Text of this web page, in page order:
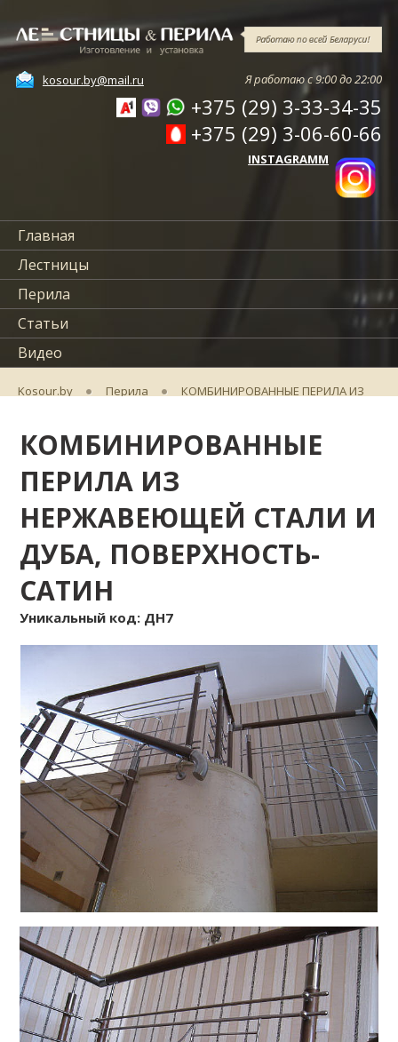
kosour.by@mail.ru Я работаю с 9:00 до 22:00
+375 (29) 3-33-34-35
+375 (29) 3-06-60-66
INSTAGRAMM
Главная
Лестницы
Перила
Статьи
Видео
Kosour.by Перила
Перила деревянные комбинированные
КОМБИНИРОВАННЫЕ ПЕРИЛА ИЗ
НЕРЖАВЕЮЩЕЙ
ПОВЕРХНОСТЬ-САТИН
Деревянные
лестницы
Смотреть каталог
Бетонные
Смотреть каталог
Лестницы
на металлическом
каркасе
Смотреть каталог
Лестницы
буквой Г
Смотреть каталог
Лестницы
буквой П
Прямые
маршевые
лестницы
КОМБИНИРОВАННЫЕ
ПЕРИЛА ИЗ
НЕРЖАВЕЮЩЕЙ СТАЛИ И
ДУБА, ПОВЕРХНОСТЬ-
САТИН
Уникальный код: ДН7